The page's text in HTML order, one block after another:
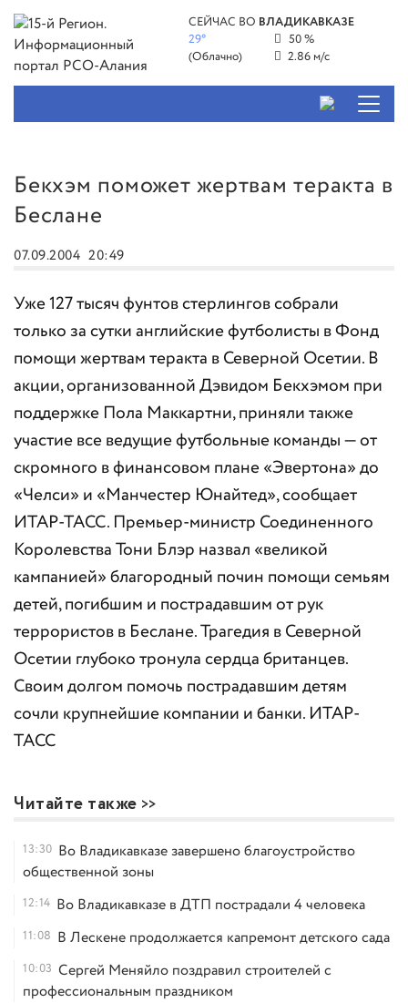
СЕЙЧАС ВО ВЛАДИКАВКАЗЕ
29°
(Облачно)
50 %
2.86 м/с
Бекхэм поможет жертвам теракта в
Беслане
07.09.2004 20:49
Уже 127 тысяч фунтов стерлингов собрали
только за сутки английские футболисты в Фонд
помощи жертвам теракта в Северной Осетии. В
акции, организованной Дэвидом Бекхэмом при
поддержке Пола Маккартни, приняли также
участие все ведущие футбольные команды — от
скромного в финансовом плане «Эвертона» до
«Челси» и «Манчестер Юнайтед», сообщает
ИТАР-ТАСС. Премьер-министр Соединенного
Королевства Тони Блэр назвал «великой
кампанией» благородный почин помощи семьям
детей, погибшим и пострадавшим от рук
террористов в Беслане. Трагедия в Северной
Осетии глубоко тронула сердца британцев.
Своим долгом помочь пострадавшим детям
сочли крупнейшие компании и банки. ИТАР-
ТАСС
Читайте также
13:30 Во Владикавказе завершено благоустройство
общественной зоны
12:14 Во Владикавказе в ДТП пострадали 4 человека
11:08 В Лескене продолжается капремонт детского сада
10:03 Сергей Меняйло поздравил строителей с
профессиональным праздником